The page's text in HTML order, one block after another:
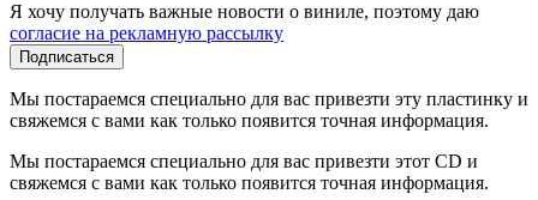
Я хочу получать важные новости о виниле, поэтому даю
согласие на рекламную рассылку
Подписаться
Мы постараемся специально для вас привезти эту пластинку и
свяжемся с вами как только появится точная информация.
Мы постараемся специально для вас привезти этот CD и
свяжемся с вами как только появится точная информация.